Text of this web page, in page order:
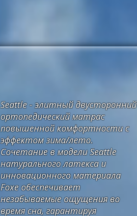
Seattle - элитный двусторонний
ортопедический матрас
повышенной комфортности с
эффектом зима/лето.
Сочетание в модели Seattle
натурального латекса и
инновационного материала
Foxe обеспечивает
незабываемые ощущения во
время сна, гарантируя